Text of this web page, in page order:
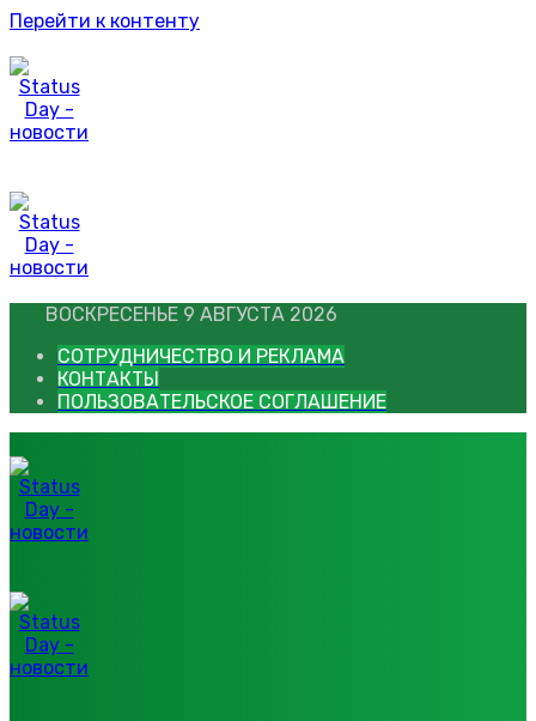
Перейти к контенту
ВОСКРЕСЕНЬЕ 9 АВГУСТА 2026
СОТРУДНИЧЕСТВО И РЕКЛАМА
КОНТАКТЫ
ПОЛЬЗОВАТЕЛЬСКОЕ СОГЛАШЕНИЕ